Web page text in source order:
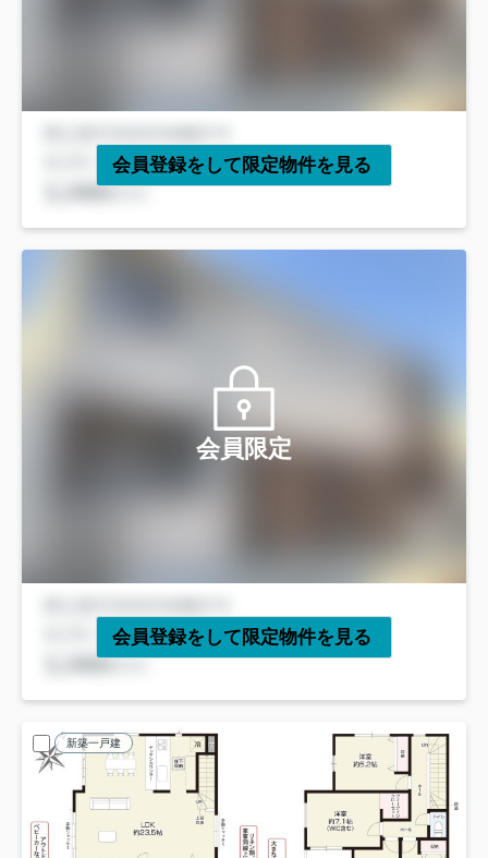
会員登録をして限定物件を見る
会員限定
会員登録をして限定物件を見る
新築一戸建